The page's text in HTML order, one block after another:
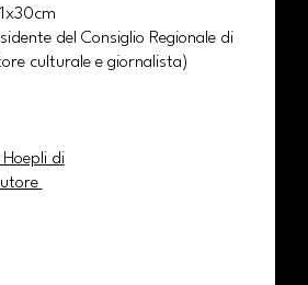
del Consiglio Regionale di
culturale e giornalista)
di